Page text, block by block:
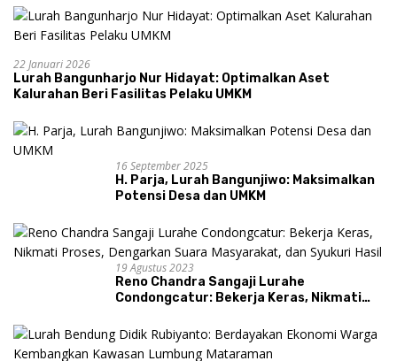
22 Januari 2026
Lurah Bangunharjo Nur Hidayat: Optimalkan Aset
Kalurahan Beri Fasilitas Pelaku UMKM
16 September 2025
H. Parja, Lurah Bangunjiwo: Maksimalkan
Potensi Desa dan UMKM
19 Agustus 2023
Reno Chandra Sangaji Lurahe
Condongcatur: Bekerja Keras, Nikmati
dan Syukuri Hasil